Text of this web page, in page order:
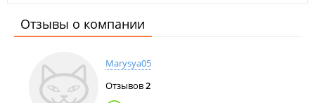
Отзывы о компании
Marysya05
Отзывов2